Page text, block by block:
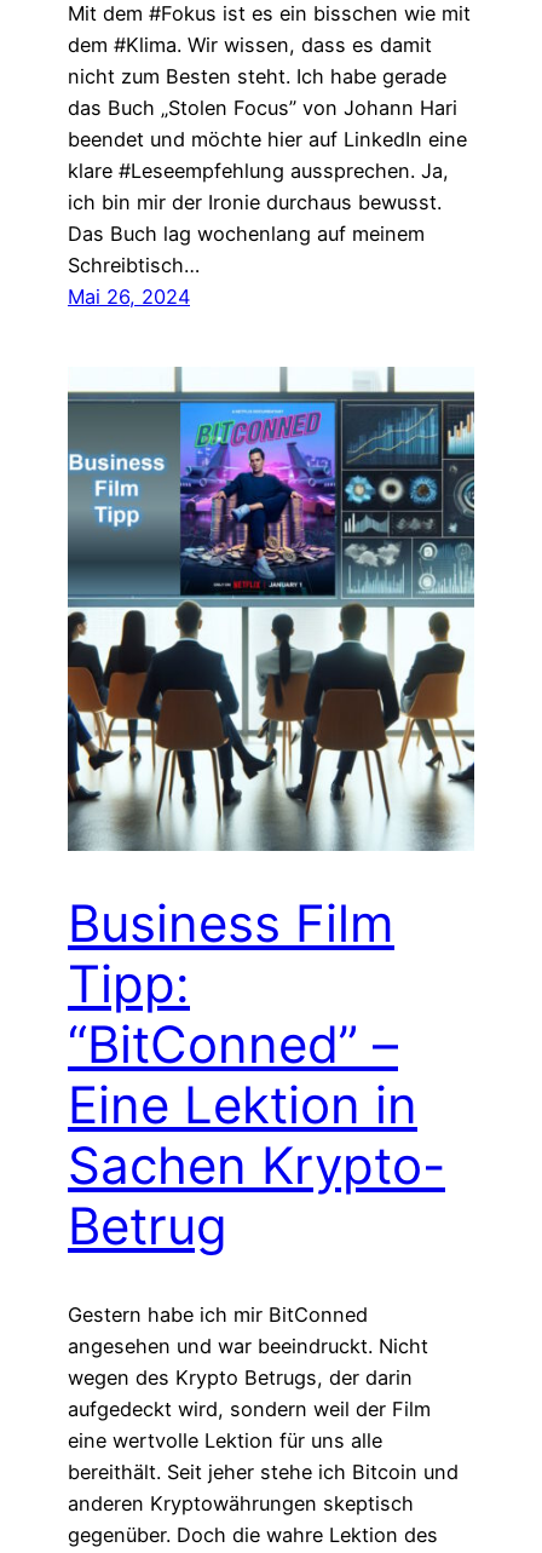
Mit dem #Fokus ist es ein bisschen wie mit
dem #Klima. Wir wissen, dass es damit
nicht zum Besten steht. Ich habe gerade
das Buch „Stolen Focus” von Johann Hari
beendet und möchte hier auf LinkedIn eine
klare #Leseempfehlung aussprechen. Ja,
ich bin mir der Ironie durchaus bewusst.
Das Buch lag wochenlang auf meinem
Schreibtisch…
Mai 26, 2024
Business Film
Tipp:
“BitConned” –
Eine Lektion in
Sachen Krypto-
Betrug
Gestern habe ich mir BitConned
angesehen und war beeindruckt. Nicht
wegen des Krypto Betrugs, der darin
aufgedeckt wird, sondern weil der Film
eine wertvolle Lektion für uns alle
bereithält. Seit jeher stehe ich Bitcoin und
anderen Kryptowährungen skeptisch
gegenüber. Doch die wahre Lektion des